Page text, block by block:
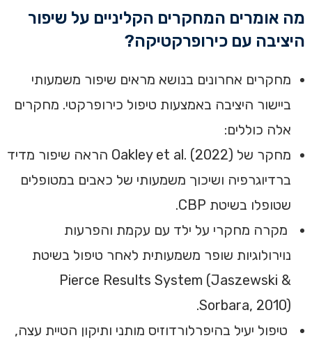
מה אומרים המחקרים הקליניים על שיפור
היציבה עם כירופרקטיקה?
מחקרים אחרונים בנושא מראים שיפור משמעותי
ביישור היציבה באמצעות טיפול כירופרקטי. מחקרים
אלה כוללים:
מחקר של Oakley et al. (2022) הראה שיפור מדיד
ברדיוגרפיה ושיכוך משמעותי של כאבים במטופלים
שטופלו בשיטת CBP.
מקרה מחקרי על ילד עם עקמת והפרעות
נוירולוגיות שופר משמעותית לאחר טיפול בשיטת
Pierce Results System (Jaszewski &
Sorbara, 2010).
טיפול יעיל בהיפרלורדוזיס מותני ותיקון הטיית עצה,